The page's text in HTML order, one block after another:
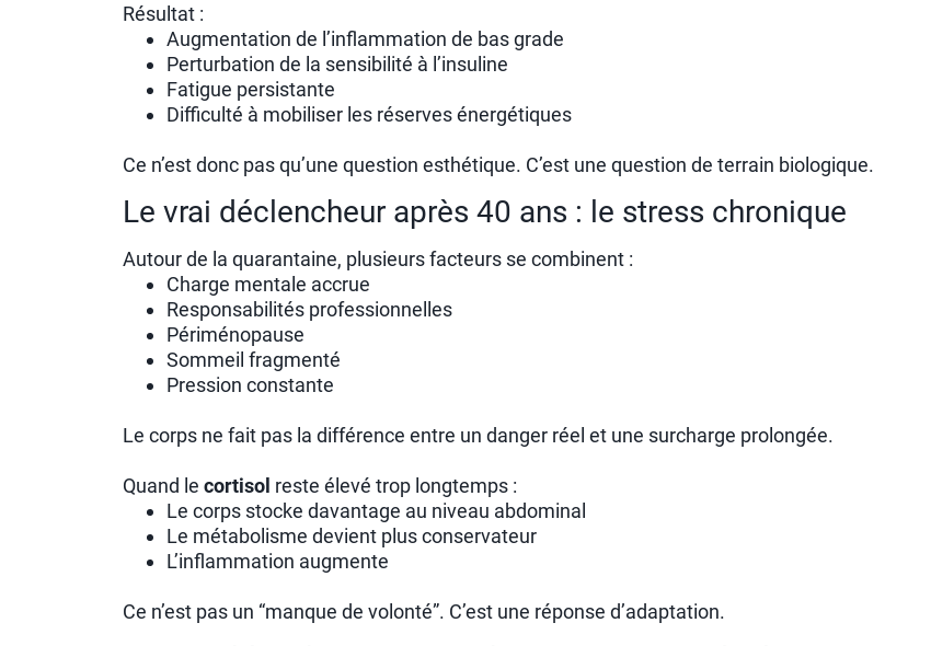
Résultat :
Augmentation de l’inflammation de bas grade
Perturbation de la sensibilité à l’insuline
Fatigue persistante
Difficulté à mobiliser les réserves énergétiques
Ce n’est donc pas qu’une question esthétique. C’est une question de terrain biologique.
Le vrai déclencheur après 40 ans : le stress chronique
Autour de la quarantaine, plusieurs facteurs se combinent :
Charge mentale accrue
Responsabilités professionnelles
Périménopause
Sommeil fragmenté
Pression constante
Le corps ne fait pas la différence entre un danger réel et une surcharge prolongée.
Quand le cortisol reste élevé trop longtemps :
Le corps stocke davantage au niveau abdominal
Le métabolisme devient plus conservateur
L’inflammation augmente
Ce n’est pas un “manque de volonté”. C’est une réponse d’adaptation.